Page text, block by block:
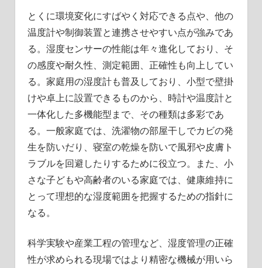
とくに環境変化にすばやく対応できる点や、他の
温度計や制御装置と連携させやすい点が強みであ
る。湿度センサーの性能は年々進化しており、そ
の感度や耐久性、測定範囲、正確性も向上してい
る。家庭用の湿度計も普及しており、小型で壁掛
けや卓上に設置できるものから、時計や温度計と
一体化した多機能型まで、その種類は多彩であ
る。一般家庭では、洗濯物の部屋干しでカビの発
生を防いだり、寝室の乾燥を防いで風邪や皮膚ト
ラブルを回避したりするために役立つ。また、小
さな子どもや高齢者のいる家庭では、健康維持に
とって理想的な湿度範囲を把握するための指針に
なる。
科学実験や産業工程の管理など、湿度管理の正確
性が求められる現場ではより精密な機械が用いら